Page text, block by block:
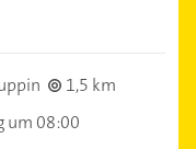
1,5 km
um 08:00